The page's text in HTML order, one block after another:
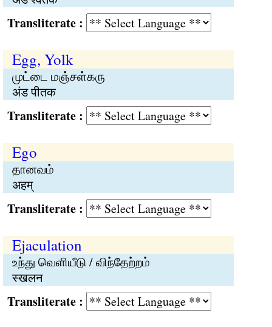
:
Egg, Yolk
முட்டை மஞ்சள்கரு
अंड पीतक
:
Ego
தானவம்
अहम्
:
Ejaculation
உந்து வெளியீடு / விந்தேற்றம்
स्खलन
: